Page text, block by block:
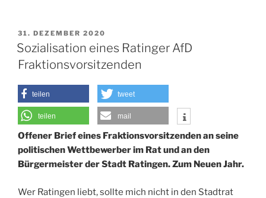
VERÖFFENTLICHT
AM
31. DEZEMBER 2020
Sozialisation eines Ratinger AfD
Fraktionsvorsitzenden
teilen tweet
teilen mail
Offener Brief eines Fraktionsvorsitzenden an seine
politischen Wettbewerber im Rat und an den
Bürgermeister der Stadt Ratingen. Zum Neuen Jahr.
Wer Ratingen liebt, sollte mich nicht in den Stadtrat